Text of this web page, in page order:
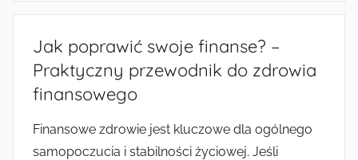
Jak poprawić swoje finanse? –
Praktyczny przewodnik do zdrowia
finansowego
Finansowe zdrowie jest kluczowe dla ogólnego
samopoczucia i stabilności życiowej. Jeśli